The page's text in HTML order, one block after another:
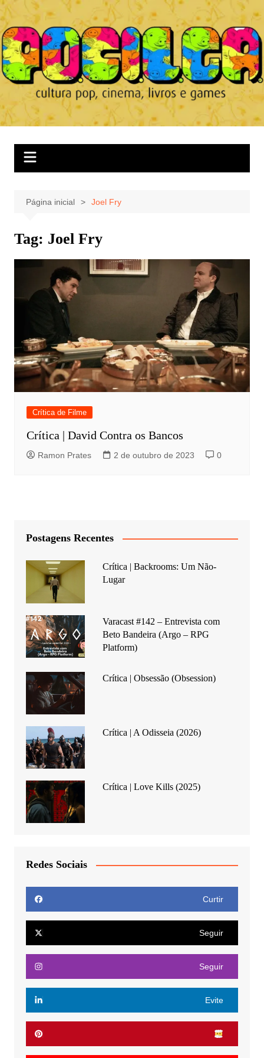
Ir
para
o
conteúdo
Página inicial Joel Fry
Tag: Joel Fry
Crítica de Filme
Crítica | David Contra os Bancos
Ramon Prates 2 de outubro de 2023 0
Postagens Recentes
Crítica | Backrooms: Um Não-
Lugar
Varacast #142 – Entrevista com
Beto Bandeira (Argo – RPG
Platform)
Crítica | Obsessão (Obsession)
Crítica | A Odisseia (2026)
Crítica | Love Kills (2025)
Redes Sociais
Curtir
Seguir
Seguir
Evite